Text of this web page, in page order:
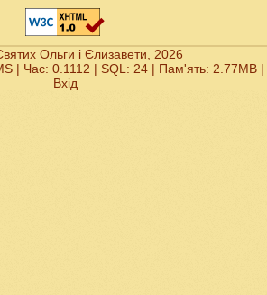
Ольги і Єлизавети, 2026
| Час: 0.1112 | SQL: 24 | Пам'ять: 2.77MB|
Вхід